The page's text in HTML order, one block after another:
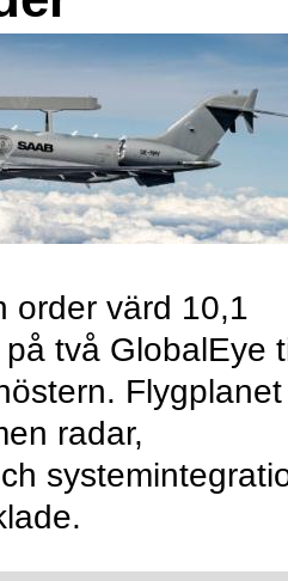
order värd 10,1
två GlobalEye
radar,